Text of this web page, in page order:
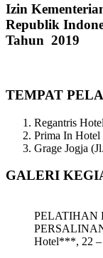
Izin
Republik
Tahun 2019
TEMPAT
Regantris
Prima In Hotel
Grage Jogja
GALERI
PELATIHAN
Hotel***, 22 –